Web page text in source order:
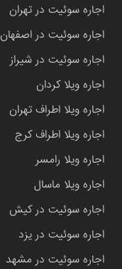
اجاره سوئیت در تهران
اجاره سوئیت در اصفهان
اجاره سوئیت در شیراز
اجاره ویلا کردان
اجاره ویلا اطراف تهران
اجاره ویلا اطراف کرج
اجاره ویلا رامسر
اجاره ویلا ماسال
اجاره سوئیت در کیش
اجاره سوئیت در یزد
اجاره سوئیت در مشهد